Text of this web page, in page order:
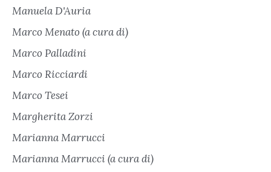
Manuela D'Auria
Marco Menato (a cura di)
Marco Palladini
Marco Ricciardi
Marco Tesei
Margherita Zorzi
Marianna Marrucci
Marianna Marrucci (a cura di)